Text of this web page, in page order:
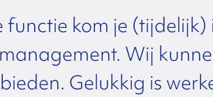
functie kom je
Wij
Gelukkig is